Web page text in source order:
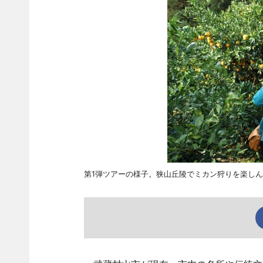
第1弾ツアーの様子。狭山丘陵でミカン狩りを楽し